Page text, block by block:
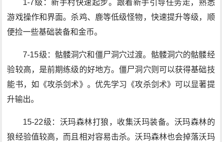
1-7级：新手村快速起步。跟着新手引导任务走，熟悉
游戏操作和界面。杀鸡、鹿等低级怪物，快速提升等级，顺
便捡一些基础装备和金币。
7-15级：骷髅洞穴和僵尸洞穴过渡。骷髅洞穴的骷髅经
验较高，是前期练级的好地方。僵尸洞穴则可以获得基础技
能书，如《攻杀剑术》。优先学习《攻杀剑术》可以显著提
升输出。
15-22级：沃玛森林打狼，收集沃玛装备。沃玛森林的
狼经验值较高，而且相对容易击杀。沃玛森林也会掉落沃玛